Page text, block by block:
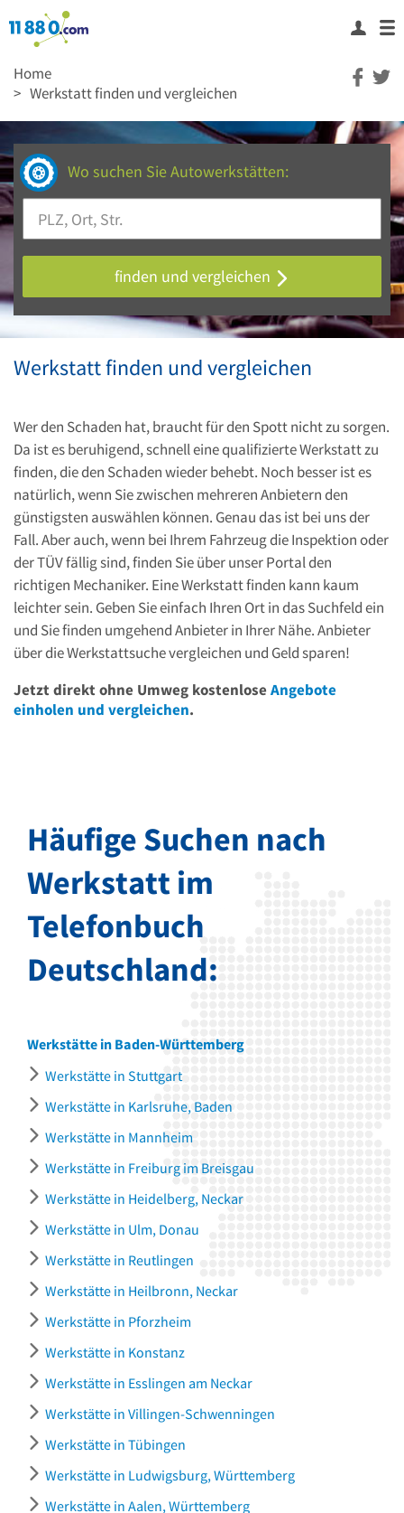
Home
> Werkstatt finden und vergleichen
Wo suchen Sie Autowerkstätten:
finden und vergleichen
Werkstatt finden und vergleichen
Wer den Schaden hat, braucht für den Spott nicht zu sorgen.
Da ist es beruhigend, schnell eine qualifizierte Werkstatt zu
finden, die den Schaden wieder behebt. Noch besser ist es
natürlich, wenn Sie zwischen mehreren Anbietern den
günstigsten auswählen können. Genau das ist bei uns der
Fall. Aber auch, wenn bei Ihrem Fahrzeug die Inspektion oder
der TÜV fällig sind, finden Sie über unser Portal den
richtigen Mechaniker. Eine Werkstatt finden kann kaum
leichter sein. Geben Sie einfach Ihren Ort in das Suchfeld ein
und Sie finden umgehend Anbieter in Ihrer Nähe. Anbieter
über die Werkstattsuche vergleichen und Geld sparen!
Jetzt direkt ohne Umweg kostenloseAngebote
einholen und vergleichen.
Häufige Suchen nach
Werkstatt im
Telefonbuch
Deutschland:
Werkstätte in Baden-Württemberg
Werkstätte in Stuttgart
Werkstätte in Karlsruhe, Baden
Werkstätte in Mannheim
Werkstätte in Freiburg im Breisgau
Werkstätte in Heidelberg, Neckar
Werkstätte in Ulm, Donau
Werkstätte in Reutlingen
Werkstätte in Heilbronn, Neckar
Werkstätte in Pforzheim
Werkstätte in Konstanz
Werkstätte in Esslingen am Neckar
Werkstätte in Villingen-Schwenningen
Werkstätte in Tübingen
Werkstätte in Ludwigsburg, Württemberg
Werkstätte in Aalen, Württemberg